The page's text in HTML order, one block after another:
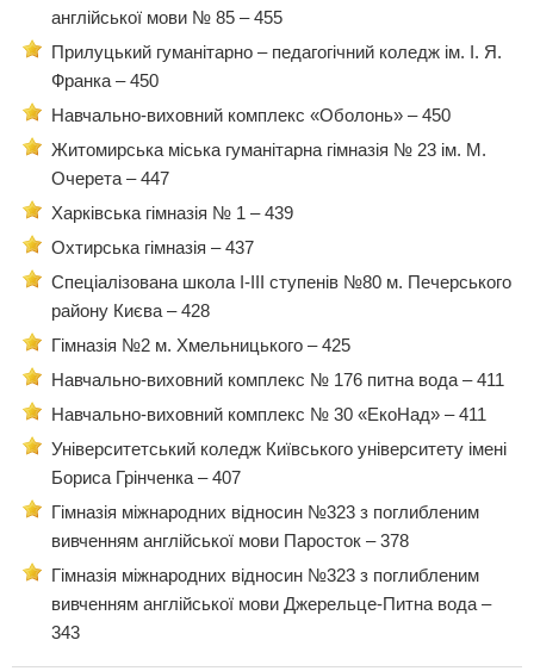
англійської мови № 85 – 455
Прилуцький гуманітарно – педагогічний коледж ім. І. Я.
Франка – 450
Навчально-виховний комплекс «Оболонь» – 450
Житомирська міська гуманітарна гімназія № 23 ім. М.
Очерета – 447
Харківська гімназія № 1 – 439
Охтирська гімназія – 437
Спеціалізована школа І-ІІІ ступенів №80 м. Печерського
району Києва – 428
Гімназія №2 м. Хмельницького – 425
Навчально-виховний комплекс № 176 питна вода – 411
Навчально-виховний комплекс № 30 «ЕкоНад» – 411
Університетський коледж Київського університету імені
Бориса Грінченка – 407
Гімназія міжнародних відносин №323 з поглибленим
вивченням англійської мови Паросток – 378
Гімназія міжнародних відносин №323 з поглибленим
вивченням англійської мови Джерельце-Питна вода –
343